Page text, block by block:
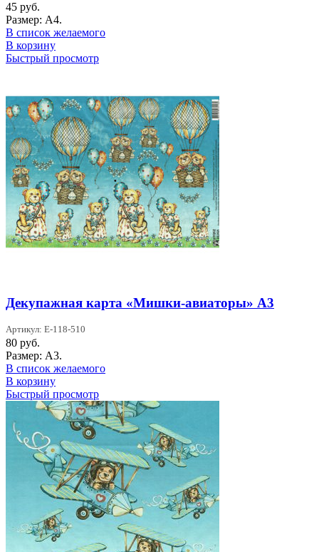
45 руб.
Размер: А4.
В список желаемого
В корзину
Быстрый просмотр
Декупажная карта «Мишки-авиаторы» А3
Артикул: Е-118-510
80 руб.
Размер: А3.
В список желаемого
В корзину
Быстрый просмотр